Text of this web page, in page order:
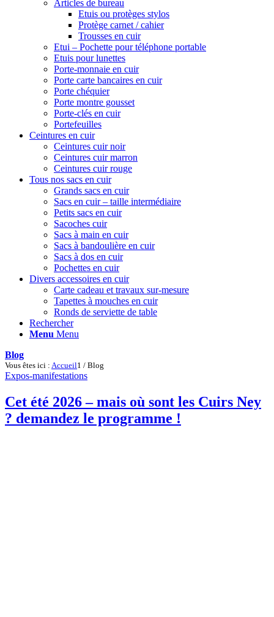
Articles de bureau
Etuis ou protèges stylos
Protège carnet / cahier
Trousses en cuir
Etui – Pochette pour téléphone portable
Etuis pour lunettes
Porte-monnaie en cuir
Porte carte bancaires en cuir
Porte chéquier
Porte montre gousset
Porte-clés en cuir
Portefeuilles
Ceintures en cuir
Ceintures cuir noir
Ceintures cuir marron
Ceintures cuir rouge
Tous nos sacs en cuir
Grands sacs en cuir
Sacs en cuir – taille intermédiaire
Petits sacs en cuir
Sacoches cuir
Sacs à main en cuir
Sacs à bandoulière en cuir
Sacs à dos en cuir
Pochettes en cuir
Divers accessoires en cuir
Carte cadeau et travaux sur-mesure
Tapettes à mouches en cuir
Ronds de serviette de table
Rechercher
Menu Menu
Blog
Vous êtes ici : Accueil1 / Blog
Expos-manifestations
Cet été 2026 – mais où sont les Cuirs Ney
? demandez le programme !